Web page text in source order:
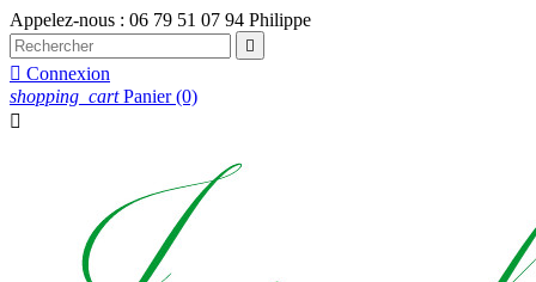
Appelez-nous : 06 79 51 07 94 Philippe

 Connexion
shopping_cart Panier (0)
